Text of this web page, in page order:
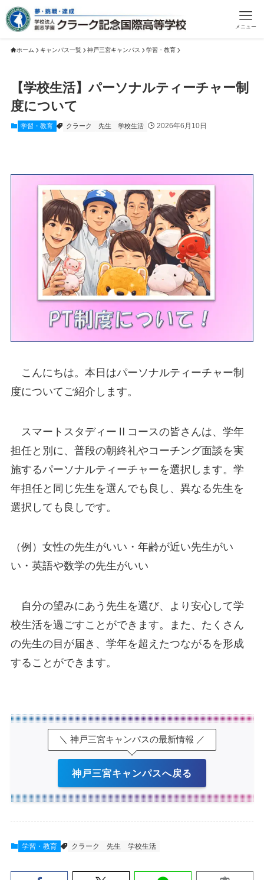
メニュー
ホーム キャンパス一覧 神戸三宮キャンパス 学習・教育
【学校生活】パーソナルティーチャー制
度について
学習・教育 クラーク 先生 学校生活 2026年6月10日
こんにちは。本日はパーソナルティーチャー制
度についてご紹介します。
スマートスタディーⅡコースの皆さんは、学年
担任と別に、普段の朝終礼やコーチング面談を実
施するパーソナルティーチャーを選択します。学
年担任と同じ先生を選んでも良し、異なる先生を
選択しても良しです。
（例）女性の先生がいい・年齢が近い先生がい
い・英語や数学の先生がいい
自分の望みにあう先生を選び、より安心して学
校生活を過ごすことができます。また、たくさん
の先生の目が届き、学年を超えたつながるを形成
することができます。
＼ 神戸三宮キャンパスの最新情報 ／
神戸三宮キャンパスへ戻る
学習・教育 クラーク 先生 学校生活